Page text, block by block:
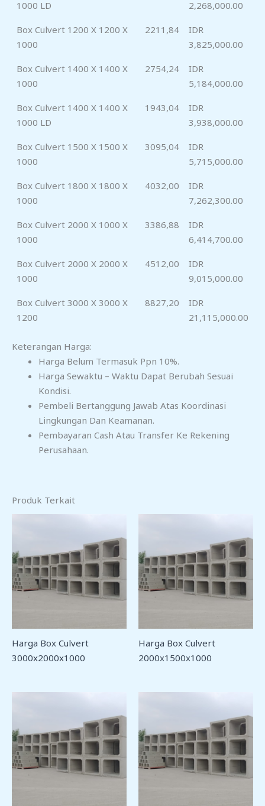
1000 LD 2,268,000.00
Box Culvert 1200 X 1200 X
1000
2211,84
IDR
3,825,000.00
Box Culvert 1400 X 1400 X
1000
2754,24
IDR
5,184,000.00
Box Culvert 1400 X 1400 X
1000 LD
1943,04
IDR
3,938,000.00
Box Culvert 1500 X 1500 X
1000
3095,04
IDR
5,715,000.00
Box Culvert 1800 X 1800 X
1000
4032,00
IDR
7,262,300.00
Box Culvert 2000 X 1000 X
1000
3386,88
IDR
6,414,700.00
Box Culvert 2000 X 2000 X
1000
4512,00
IDR
9,015,000.00
Box Culvert 3000 X 3000 X
1200
8827,20
IDR
21,115,000.00
Keterangan Harga:
Harga Belum Termasuk Ppn 10%.
Harga Sewaktu – Waktu Dapat Berubah Sesuai
Kondisi.
Pembeli Bertanggung Jawab Atas Koordinasi
Lingkungan Dan Keamanan.
Pembayaran Cash Atau Transfer Ke Rekening
Perusahaan.
Produk Terkait
Harga Box Culvert
3000x2000x1000
Harga Box Culvert
2000x1500x1000